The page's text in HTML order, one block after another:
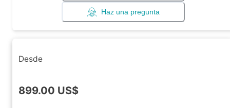
Haz una pregunta
Desde
899.00 US$